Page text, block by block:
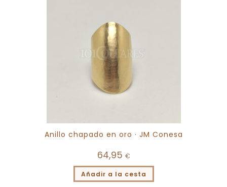
Anillo chapado en oro · JM Conesa
64,95 €
Añadir a la cesta